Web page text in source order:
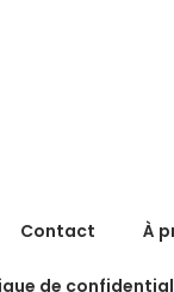
Contact À
de